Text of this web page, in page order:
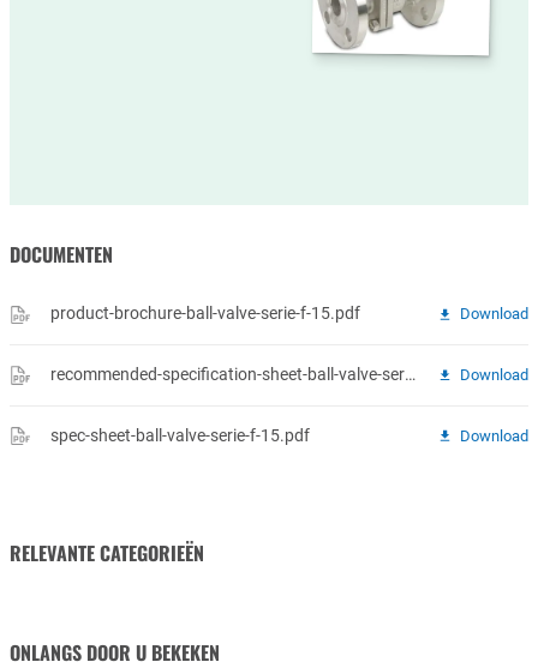
DOCUMENTEN
product-brochure-ball-valve-serie-f-15.pdf Download
recommended-specification-sheet-ball-valve-serie-f-15.pdf Download
spec-sheet-ball-valve-serie-f-15.pdf Download
RELEVANTE CATEGORIEËN
OPERATORS
ONLANGS DOOR U BEKEKEN